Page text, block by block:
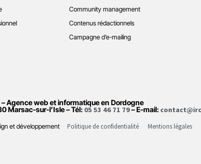
Community management
Contenus rédactionnels
Campagne d’e-mailing
– Agence web et informatique en Dordogne
Marsac-sur-l’Isle – Tél: 05 53 46 71 79– E-mail:
et développement Politique de confidentialité Mentions légales